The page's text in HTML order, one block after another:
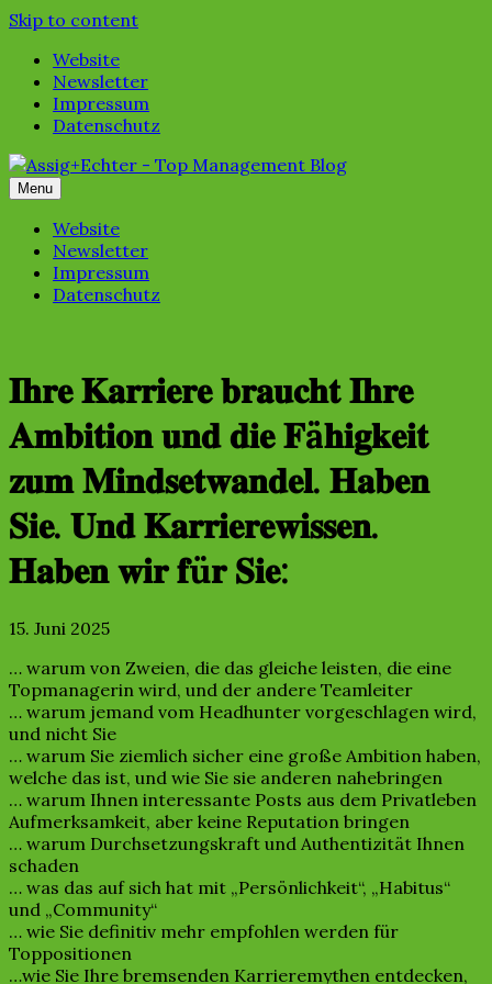
Skip to content
Website
Newsletter
Impressum
Datenschutz
Menu
Website
Newsletter
Impressum
Datenschutz
𝐈𝐡𝐫𝐞 𝐊𝐚𝐫𝐫𝐢𝐞𝐫𝐞 𝐛𝐫𝐚𝐮𝐜𝐡𝐭 𝐈𝐡𝐫𝐞
𝐀𝐦𝐛𝐢𝐭𝐢𝐨𝐧 𝐮𝐧𝐝 𝐝𝐢𝐞 𝐅ä𝐡𝐢𝐠𝐤𝐞𝐢𝐭
𝐳𝐮𝐦 𝐌𝐢𝐧𝐝𝐬𝐞𝐭𝐰𝐚𝐧𝐝𝐞𝐥. 𝐇𝐚𝐛𝐞𝐧
𝐒𝐢𝐞. 𝐔𝐧𝐝 𝐊𝐚𝐫𝐫𝐢𝐞𝐫𝐞𝐰𝐢𝐬𝐬𝐞𝐧.
𝐇𝐚𝐛𝐞𝐧 𝐰𝐢𝐫 𝐟ü𝐫 𝐒𝐢𝐞:
15. Juni 2025
… warum von Zweien, die das gleiche leisten, die eine
Topmanagerin wird, und der andere Teamleiter
… warum jemand vom Headhunter vorgeschlagen wird,
und nicht Sie
… warum Sie ziemlich sicher eine große Ambition haben,
welche das ist, und wie Sie sie anderen nahebringen
… warum Ihnen interessante Posts aus dem Privatleben
Aufmerksamkeit, aber keine Reputation bringen
… warum Durchsetzungskraft und Authentizität Ihnen
schaden
… was das auf sich hat mit „Persönlichkeit“, „Habitus“
und „Community“
… wie Sie definitiv mehr empfohlen werden für
Toppositionen
…wie Sie Ihre bremsenden Karrieremythen entdecken,